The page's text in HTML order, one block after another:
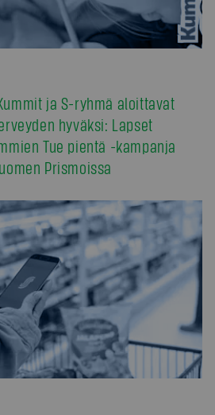
ja S-ryhmä aloittavat
hyväksi: Lapset
Tue pientä -kampanja
Prismoissa